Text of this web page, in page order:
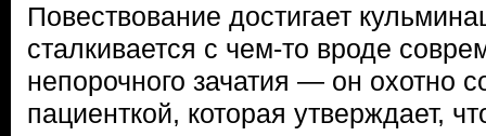
Повествование достигает
сталкивается с чем-то вроде
непорочного зачатия — он охотно
пациенткой, которая утверждает,